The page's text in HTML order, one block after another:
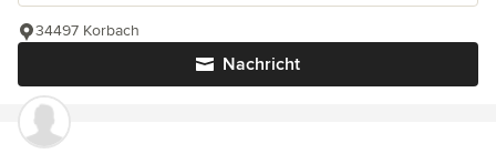
Nachricht
34497 Korbach